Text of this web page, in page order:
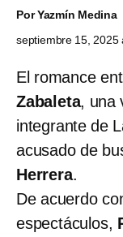
PorYazmín Medina
septiembre 15, 2025
El romance
Zabaleta, una
integrante de
acusado de
Herrera.
De acuerdo
espectáculos,